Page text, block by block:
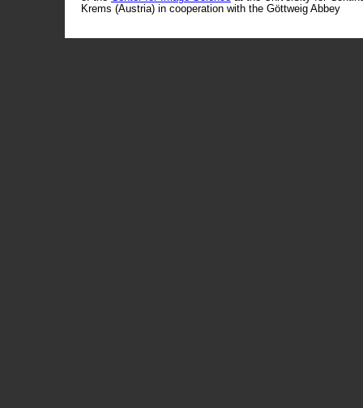
Krems (Austria) in cooperation with the Göttweig Abbey